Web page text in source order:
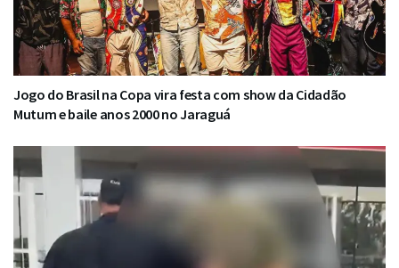
Jogo do Brasil na Copa vira festa com show da Cidadão
Mutum e baile anos 2000 no Jaraguá